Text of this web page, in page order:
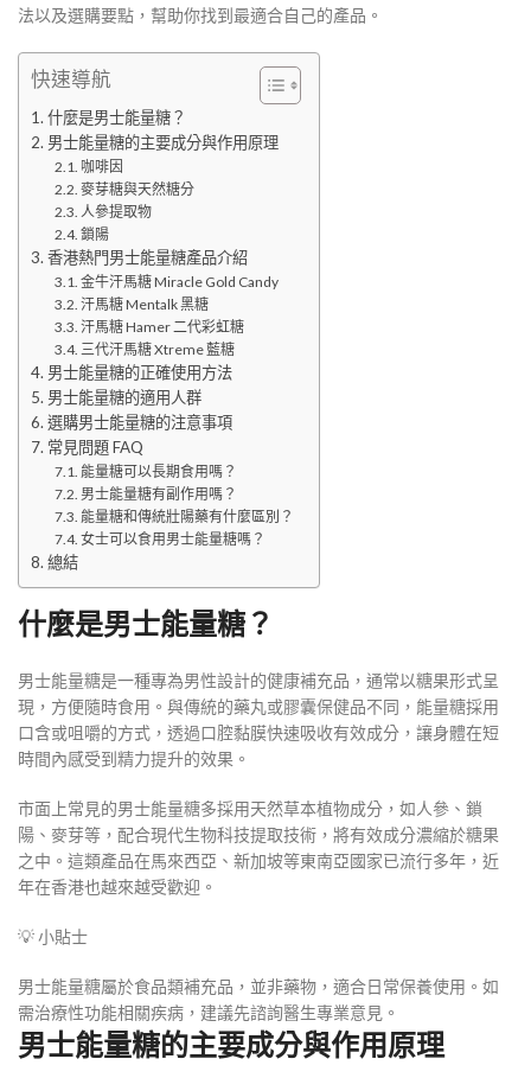
法以及選購要點，幫助你找到最適合自己的產品。
快速導航
什麼是男士能量糖？
男士能量糖的主要成分與作用原理
咖啡因
麥芽糖與天然糖分
人參提取物
鎖陽
香港熱門男士能量糖產品介紹
金牛汗馬糖 Miracle Gold Candy
汗馬糖 Mentalk 黑糖
汗馬糖 Hamer 二代彩虹糖
三代汗馬糖 Xtreme 藍糖
男士能量糖的正確使用方法
男士能量糖的適用人群
選購男士能量糖的注意事項
常見問題 FAQ
能量糖可以長期食用嗎？
男士能量糖有副作用嗎？
能量糖和傳統壯陽藥有什麼區別？
女士可以食用男士能量糖嗎？
總結
什麼是男士能量糖？
男士能量糖是一種專為男性設計的健康補充品，通常以糖果形式呈
現，方便隨時食用。與傳統的藥丸或膠囊保健品不同，能量糖採用
口含或咀嚼的方式，透過口腔黏膜快速吸收有效成分，讓身體在短
時間內感受到精力提升的效果。
市面上常見的男士能量糖多採用天然草本植物成分，如人參、鎖
陽、麥芽等，配合現代生物科技提取技術，將有效成分濃縮於糖果
之中。這類產品在馬來西亞、新加坡等東南亞國家已流行多年，近
年在香港也越來越受歡迎。
💡 小貼士
男士能量糖屬於食品類補充品，並非藥物，適合日常保養使用。如
需治療性功能相關疾病，建議先諮詢醫生專業意見。
男士能量糖的主要成分與作用原理